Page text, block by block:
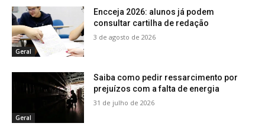
Geral
Encceja 2026: alunos já podem
consultar cartilha de redação
3 de agosto de 2026
Geral
Saiba como pedir ressarcimento por
prejuízos com a falta de energia
31 de julho de 2026